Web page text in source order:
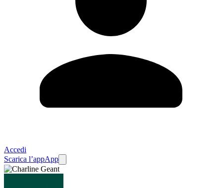
Accedi
Scarica l’appApp